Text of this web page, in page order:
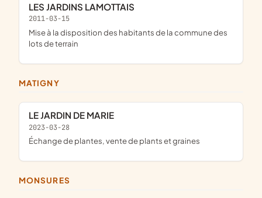
LES JARDINS LAMOTTAIS
2011-03-15
mise à la disposition des habitants de la commune des
lots de terrain
MATIGNY
LE JARDIN DE MARIE
2023-03-28
échange de plantes, vente de plants et graines
MONSURES